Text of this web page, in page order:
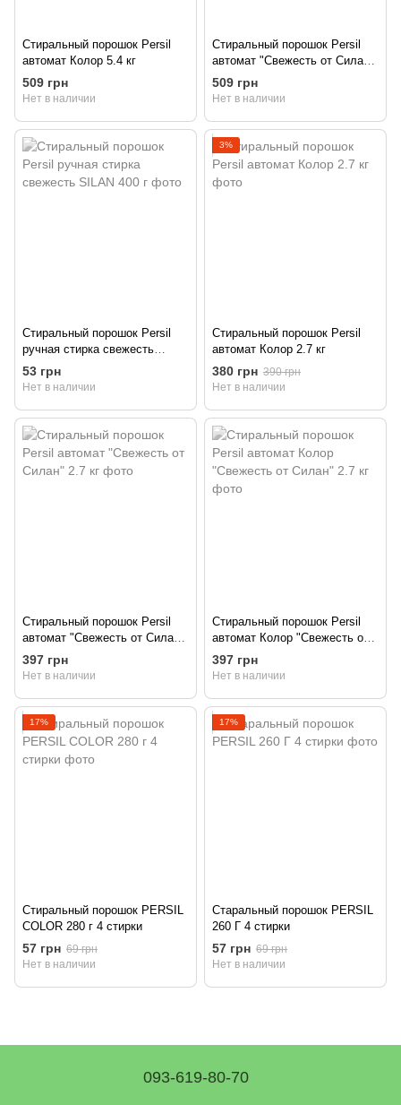
Стиральный порошок Persil
автомат Колор 5.4 кг
509 грн
Нет в наличии
Стиральный порошок Persil
автомат "Свежесть от Силан"
5.4 кг
509 грн
Нет в наличии
Стиральный порошок Persil
ручная стирка свежесть
SILAN 400 г
53 грн
Нет в наличии
3%
Стиральный порошок Persil
автомат Колор 2.7 кг
380 грн 390 грн
Нет в наличии
Стиральный порошок Persil
автомат "Свежесть от Силан"
2.7 кг
397 грн
Нет в наличии
Стиральный порошок Persil
автомат Колор "Свежесть от
Силан" 2.7 кг
397 грн
Нет в наличии
17%
Стиральный порошок PERSIL
COLOR 280 г 4 стирки
57 грн 69 грн
Нет в наличии
17%
Старальный порошок PERSIL
260 Г 4 стирки
57 грн 69 грн
Нет в наличии
093-619-80-70